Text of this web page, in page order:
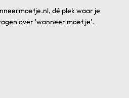
dé plek waar je
over 'wanneer moet je'.